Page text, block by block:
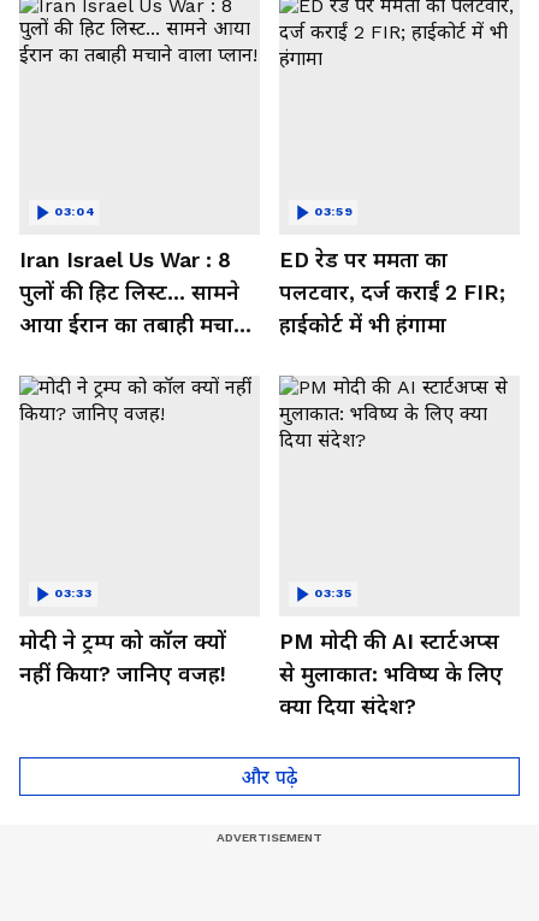
Iran Israel Us War : 8
पुलों की हिट लिस्ट... सामने
आया ईरान का तबाही मचाने
03:04
ED रेड पर ममता का
पलटवार, दर्ज कराईं 2 FIR;
हाईकोर्ट में भी हंगामा
03:59
मोदी ने ट्रम्प को कॉल क्यों
नहीं किया? जानिए वजह!
03:33
PM मोदी की AI स्टार्टअप्स
से मुलाकात: भविष्य के लिए
क्या दिया संदेश?
03:35
और पढ़े